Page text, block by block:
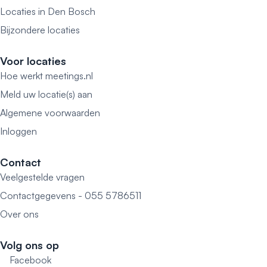
Locaties in Den Bosch
Bijzondere locaties
Voor locaties
Hoe werkt meetings.nl
Meld uw locatie(s) aan
Algemene voorwaarden
Inloggen
Contact
Veelgestelde vragen
Contactgegevens - 055 5786511
Over ons
Volg ons op
Facebook